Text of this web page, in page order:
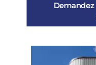
Demandez